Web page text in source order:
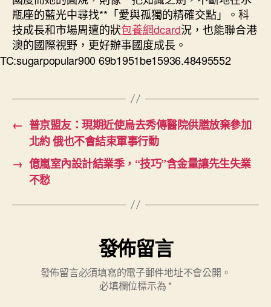
瓶座的藍光中尋找**「愛與孤獨的精確交點」。科
技成長和市場周遭的狀包養網dcard況，也能聯合港
澳的國際視野，更好辦事國度成長。
TC:sugarpopular900 69b1951be15936.48495552
← 普京盟友：現期近使烏去秀傳醫院供膳放棄參加
北約 俄也不會結束軍事行動
→ 億嵐室內設計結業季，“技巧”含金量讓先生失業
不愁
發佈留言
發佈留言必須填寫的電子郵件地址不會公開。
必填欄位標示為 *